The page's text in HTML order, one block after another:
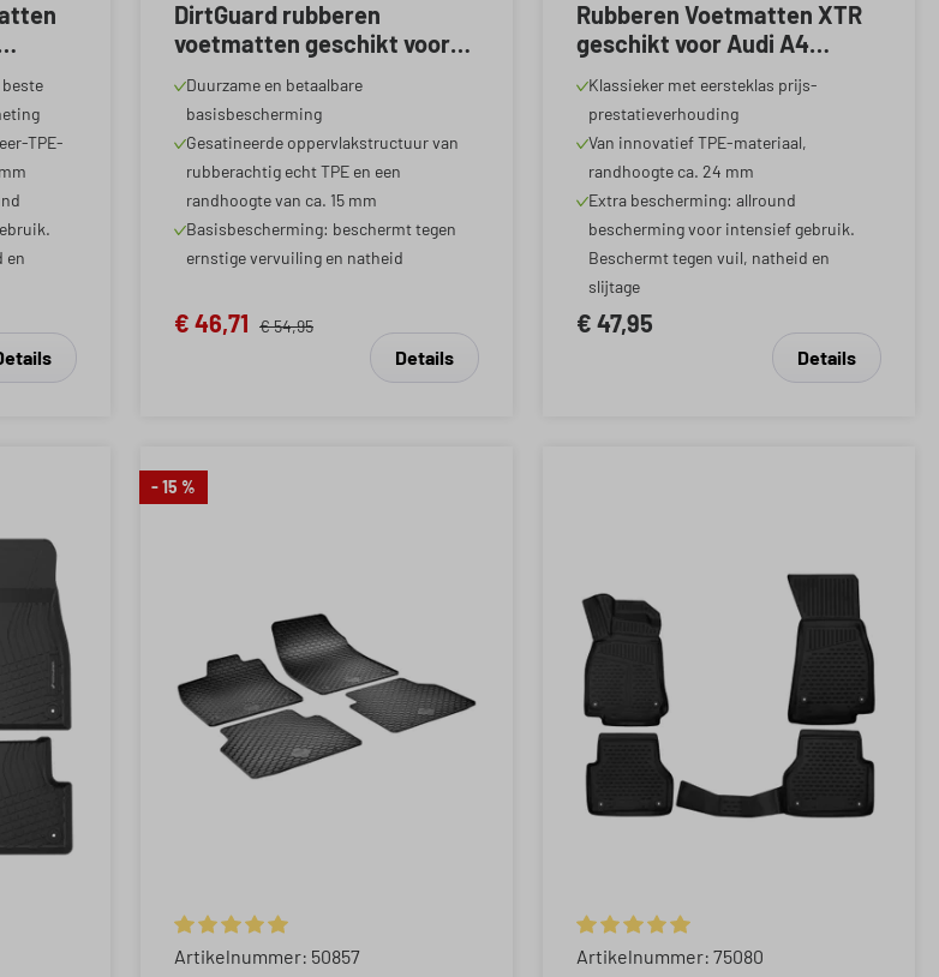
TPE-
en
DirtGuard rubberen
voetmatten geschikt voor
Audi A3/Seat Leon/VW Golf
VII Variant 2012-2021, VW
Golf VIII/Audi A3 Sportback
2019-Vandaag
Duurzame en betaalbare
basisbescherming
Gesatineerde oppervlakstructuur van
rubberachtig echt TPE en een
randhoogte van ca. 15 mm
Basisbescherming: beschermt tegen
ernstige vervuiling en natheid
€ 46,71 € 54,95
Details
Rubberen Voetmatten XTR
geschikt voor Audi A4
05/2015-2024, A4 Avant
08/2015-2024, A4 Allroad
01/2016-Vandaag
Klassieker met eersteklas prijs-
prestatieverhouding
Van innovatief TPE-materiaal,
randhoogte ca. 24 mm
Extra bescherming: allround
bescherming voor intensief gebruik.
Beschermt tegen vuil, natheid en
slijtage
€ 47,95
Details
van 5 sterren
- 15 %
Gemiddelde waardering van 5 van 5 sterren
Artikelnummer: 50857 Gemiddelde waardering van 5 van 5 sterren
Artikelnummer: 75080